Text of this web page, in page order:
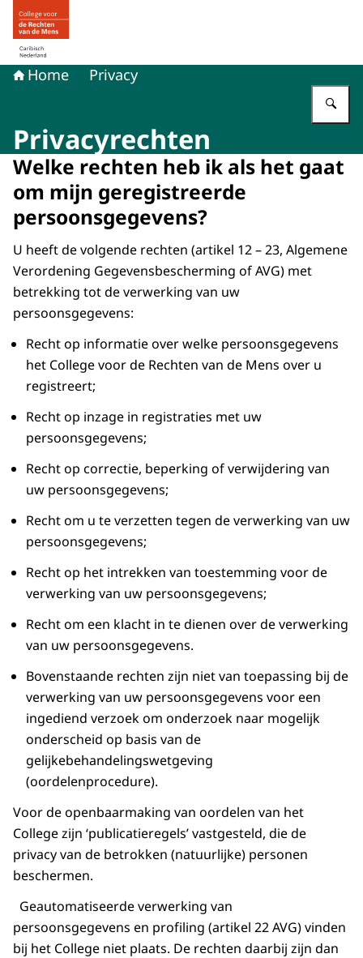
Naar de homepage van Mensenrechten in Caribisch
Home Privacy
Privacyrechten
Welke rechten heb ik als het gaat
om mijn geregistreerde
persoonsgegevens?
U heeft de volgende rechten (artikel 12 – 23, Algemene
Verordening Gegevensbescherming of AVG) met
betrekking tot de verwerking van uw
persoonsgegevens:
Recht op informatie over welke persoonsgegevens
het College voor de Rechten van de Mens over u
registreert;
Recht op inzage in registraties met uw
persoonsgegevens;
Recht op correctie, beperking of verwijdering van
uw persoonsgegevens;
Recht om u te verzetten tegen de verwerking van uw
persoonsgegevens;
Recht op het intrekken van toestemming voor de
verwerking van uw persoonsgegevens;
Recht om een klacht in te dienen over de verwerking
van uw persoonsgegevens.
Bovenstaande rechten zijn niet van toepassing bij de
verwerking van uw persoonsgegevens voor een
ingediend verzoek om onderzoek naar mogelijk
onderscheid op basis van de
gelijkebehandelingswetgeving
(oordelenprocedure).
Voor de openbaarmaking van oordelen van het
College zijn ‘publicatieregels’ vastgesteld, die de
privacy van de betrokken (natuurlijke) personen
beschermen.
Geautomatiseerde verwerking van
persoonsgegevens en profiling (artikel 22 AVG) vinden
bij het College niet plaats. De rechten daarbij zijn dan